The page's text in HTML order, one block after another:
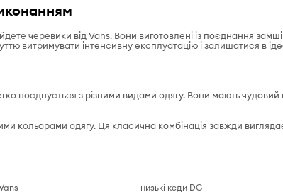
черевики від Vans. Вони виготовлені із поєднання
витримувати інтенсивну експлуатацію і залишатися в
поєднується з різними видами одягу. Вони мають
кольорами одягу. Ця класична комбінація завжди
низькі кеди DC